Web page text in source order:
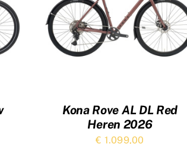
Kona Rove AL DL Red
Heren 2026
€ 1.099,00